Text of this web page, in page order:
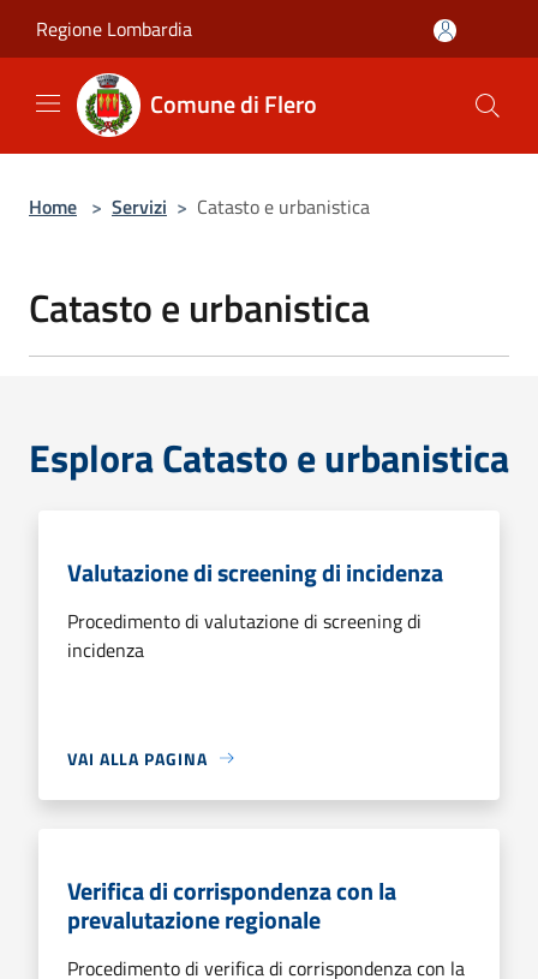
Regione Lombardia
Comune di Flero
Home > Servizi > Catasto e urbanistica
Catasto e urbanistica
Esplora Catasto e urbanistica
Valutazione di screening di incidenza
Procedimento di valutazione di screening di
incidenza
VAI ALLA PAGINA
Verifica di corrispondenza con la
prevalutazione regionale
Procedimento di verifica di corrispondenza con la